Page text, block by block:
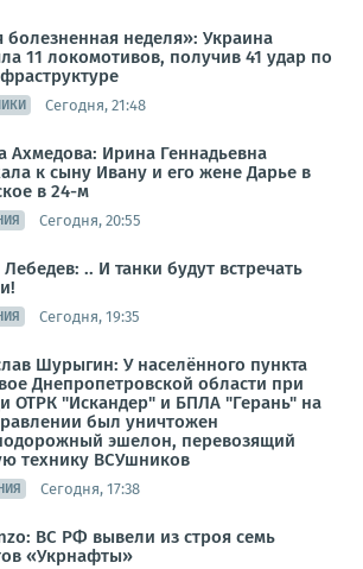
болезненная неделя»: Украина
11 локомотивов, получив 41 удар по
Сегодня, 21:48
Ахмедова: Ирина Геннадьевна
к сыну Ивану и его жене Дарье в
в 24-м
Сегодня, 20:55
.. И танки будут встречать
Сегодня, 19:35
Шурыгин: У населённого пункта
Днепропетровской области при
ОТРК "Искандер" и БПЛА "Герань" на
был уничтожен
эшелон, перевозящий
технику ВСУшников
Сегодня, 17:38
ВС РФ вывели из строя семь
«Укрнафты»